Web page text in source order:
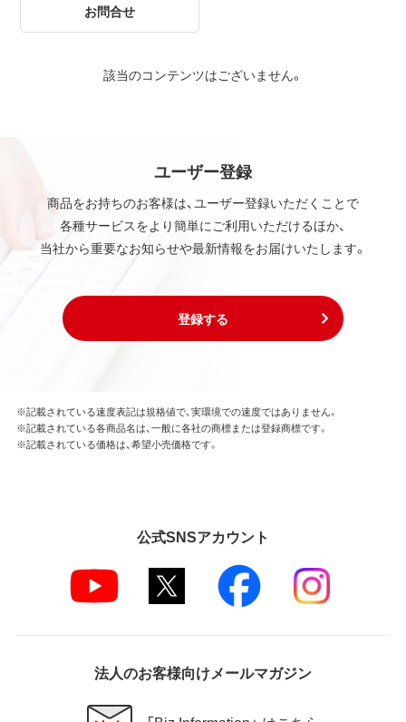
お問合せ
該当のコンテンツはございません。
ユーザー登録
商品をお持ちのお客様は、ユーザー登録いただくことで
各種サービスをより簡単にご利用いただけるほか、
当社から重要なお知らせや最新情報をお届けいたします。
登録する
※記載されている速度表記は規格値で、実環境での速度ではありません。
※記載されている各商品名は、一般に各社の商標または登録商標です。
※記載されている価格は、希望小売価格です。
公式SNSアカウント
法人のお客様向けメールマガジン